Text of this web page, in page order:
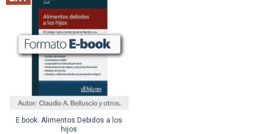
E book: Alimentos Debidos a los
hijos